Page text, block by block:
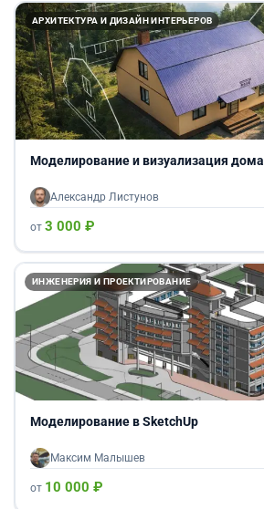
АРХИТЕКТУРА И ДИЗАЙН ИНТЕРЬЕРОВ
Моделирование и визуализация дома
Александр Листунов
от 3 000 ₽
ИНЖЕНЕРИЯ И ПРОЕКТИРОВАНИЕ
Моделирование в SketchUp
Максим Малышев
от 10 000 ₽